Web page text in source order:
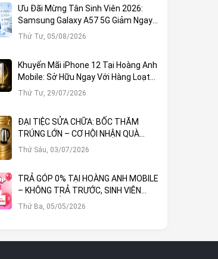
Ưu Đãi Mừng Tân Sinh Viên 2026:
Samsung Galaxy A57 5G Giảm Ngay
1.000.000đ
Thứ Tư, 05/08/2026
Khuyến Mãi iPhone 12 Tại Hoàng Anh
Mobile: Sở Hữu Ngay Với Hàng Loạt
Ưu Đãi Hấp Dẫn
Thứ Tư, 29/07/2026
ĐẠI TIỆC SỬA CHỮA: BỐC THĂM
TRÚNG LỚN – CƠ HỘI NHẬN QUÀ
KHỦNG TẠI HOÀNG ANH MOBILE
Thứ Sáu, 03/07/2026
TRẢ GÓP 0% TẠI HOÀNG ANH MOBILE
– KHÔNG TRẢ TRƯỚC, SINH VIÊN
DUYỆT THẲNG!
Thứ Ba, 05/05/2026